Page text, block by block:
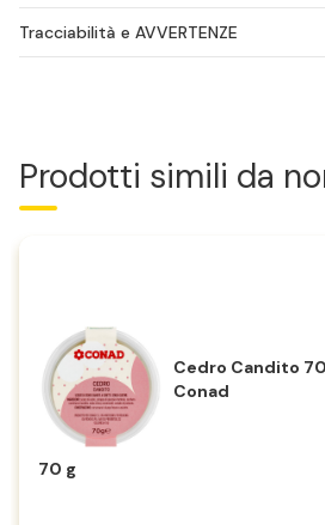
Tracciabilità e AVVERTENZE
Prodotti simili da
Cedro Candito
Conad
70 g